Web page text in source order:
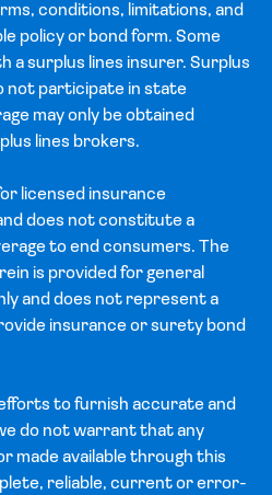
conditions, limitations, and
policy or bond form. Some
a surplus lines insurer. Surplus
not participate in state
may only be obtained
lines brokers.
licensed insurance
does not constitute a
to end consumers. The
is provided for general
and does not represent a
insurance or surety bond
to furnish accurate and
do not warrant that any
made available through this
reliable, current or error-